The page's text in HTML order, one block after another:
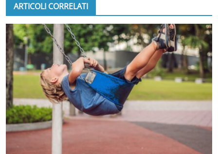
ARTICOLI CORRELATI